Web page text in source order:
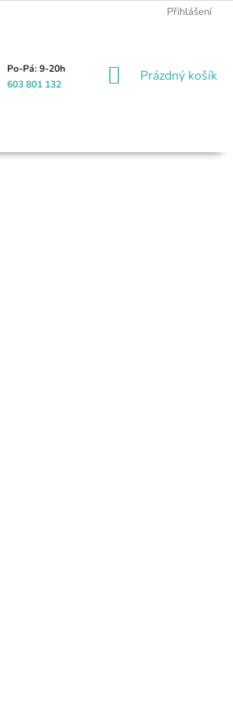
Přihlášení
603 801 132
NÁKUPNÍ
Prázdný košík